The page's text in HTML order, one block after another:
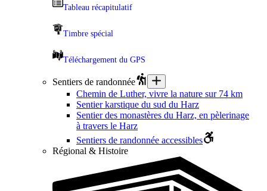
Tableau récapitulatif
Timbre spécial
Téléchargement du GPS
Sentiers de randonnée
Chemin de Luther, vivre la nature sur 74 km
Sentier karstique du sud du Harz
Sentier des monastères du Harz, en pèlerinage
à travers le Harz
Sentiers de randonnée accessibles
Régional & Histoire